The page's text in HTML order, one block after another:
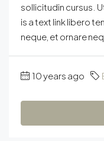
sollicitudin cursus.
is a text link libero
neque, et ornare
10 years ago